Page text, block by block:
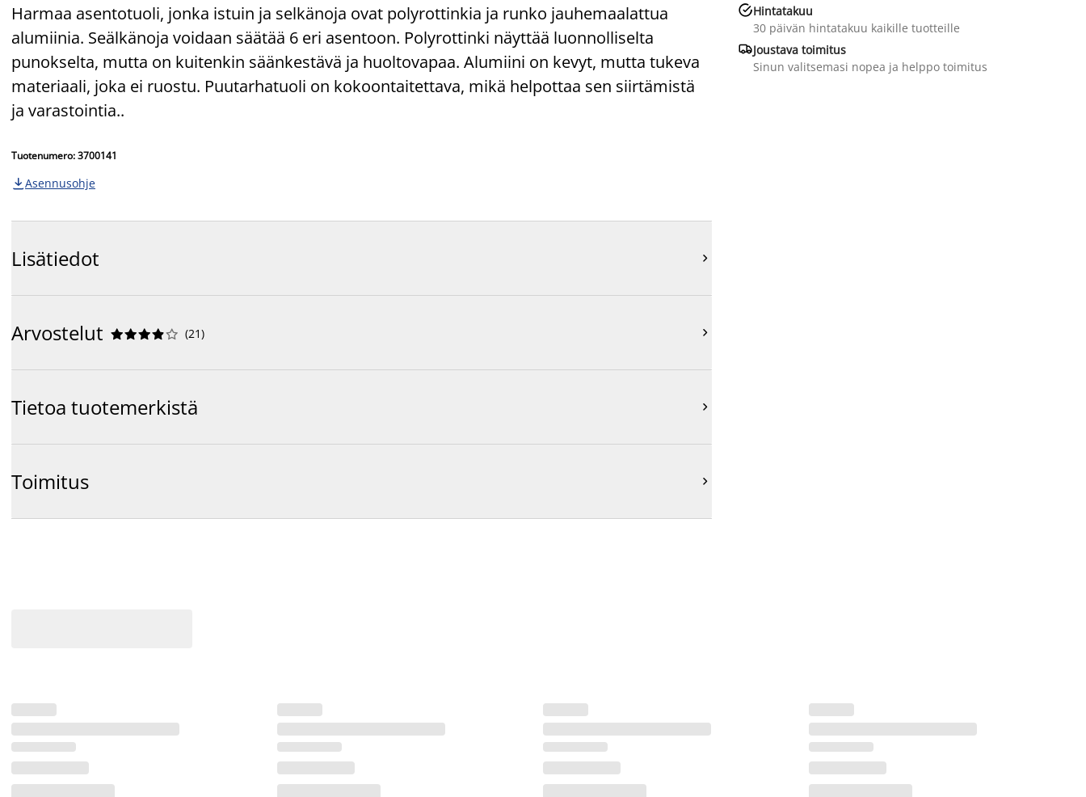
Harmaa asentotuoli, jonka istuin ja selkänoja ovat polyrottinkia ja runko jauhemaalattua
alumiinia. Seälkänoja voidaan säätää 6 eri asentoon. Polyrottinki näyttää luonnolliselta
punokselta, mutta on kuitenkin säänkestävä ja huoltovapaa. Alumiini on kevyt, mutta tukeva
materiaali, joka ei ruostu. Puutarhatuoli on kokoontaitettava, mikä helpottaa sen siirtämistä
ja varastointia..
Tuotenumero: 3700141
 Asennusohje
Lisätiedot 
Arvostelut 




 (21) 
Tietoa tuotemerkistä 
Toimitus 
Hintatakuu
30 päivän hintatakuu kaikille tuotteille
Joustava toimitus
Sinun valitsemasi nopea ja helppo toimitus